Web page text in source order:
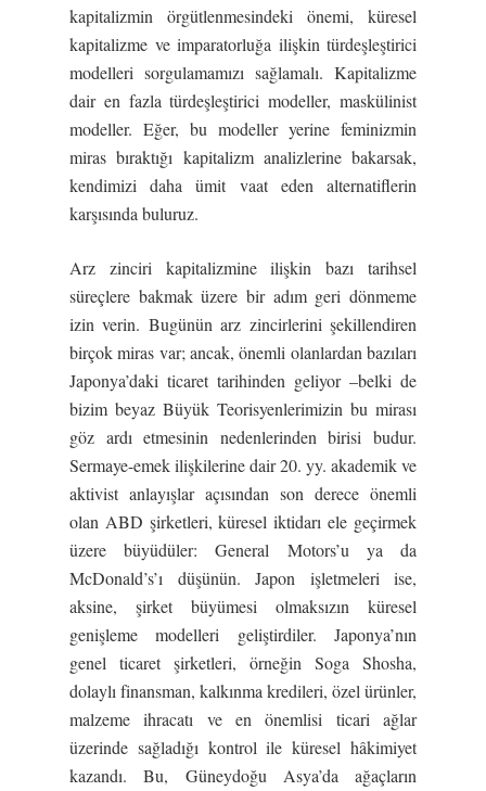
kapitalizmin örgütlenmesindeki önemi, küresel
kapitalizme ve imparatorluğa ilişkin türdeşleştirici
modelleri sorgulamamızı sağlamalı. Kapitalizme
dair en fazla türdeşleştirici modeller, maskülinist
modeller. Eğer, bu modeller yerine feminizmin
miras bıraktığı kapitalizm analizlerine bakarsak,
kendimizi daha ümit vaat eden alternatiflerin
karşısında buluruz.
Arz zinciri kapitalizmine ilişkin bazı tarihsel
süreçlere bakmak üzere bir adım geri dönmeme
izin verin. Bugünün arz zincirlerini şekillendiren
birçok miras var; ancak, önemli olanlardan bazıları
Japonya’daki ticaret tarihinden geliyor –belki de
bizim beyaz Büyük Teorisyenlerimizin bu mirası
göz ardı etmesinin nedenlerinden birisi budur.
Sermaye-emek ilişkilerine dair 20. yy. akademik ve
aktivist anlayışlar açısından son derece önemli
olan ABD şirketleri, küresel iktidarı ele geçirmek
üzere büyüdüler: General Motors’u ya da
McDonald’s’ı düşünün. Japon işletmeleri ise,
aksine, şirket büyümesi olmaksızın küresel
genişleme modelleri geliştirdiler. Japonya’nın
genel ticaret şirketleri, örneğin Soga Shosha,
dolaylı finansman, kalkınma kredileri, özel ürünler,
malzeme ihracatı ve en önemlisi ticari ağlar
üzerinde sağladığı kontrol ile küresel hâkimiyet
kazandı. Bu, Güneydoğu Asya’da ağaçların